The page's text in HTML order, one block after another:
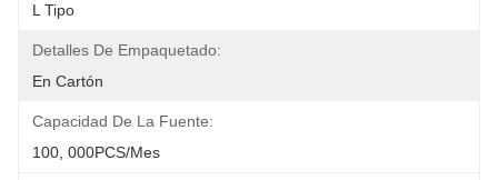
L Tipo
Detalles De Empaquetado:
En Cartón
Capacidad De La Fuente:
100, 000PCS/mes